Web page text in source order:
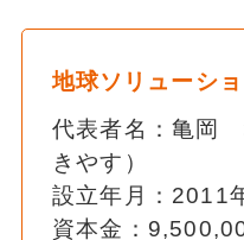
地球ソリューシ
代表者名：亀岡
きやす）
設立年月：2011
資本金：